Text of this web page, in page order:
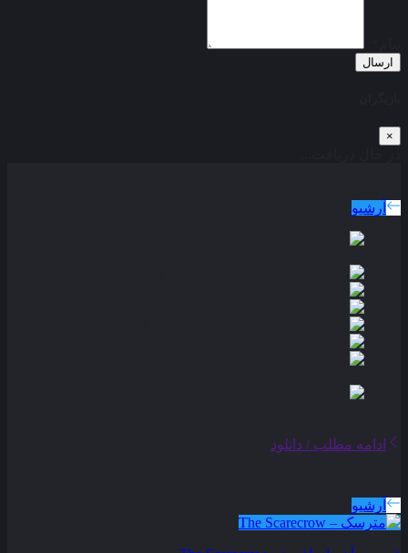
ارسال
×
آرشیو
ادامه مطلب / دانلود
آرشیو